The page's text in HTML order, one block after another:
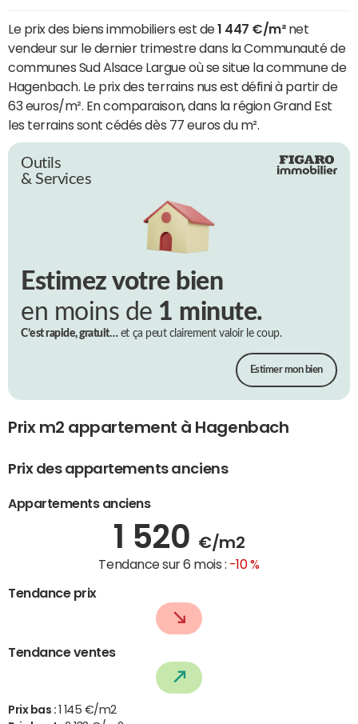
Le prix des biens immobiliers est de1 447 €/m²net
vendeur sur le dernier trimestre dans la Communauté de
communes Sud Alsace Largue où se situe la commune de
Hagenbach. Le prix des terrains nus est défini à partir de
63 euros/m². En comparaison, dans la région Grand Est
les terrains sont cédés dès 77 euros du m².
Outils
& Services
Estimez votre bien
en moins de 1 minute.
C’est rapide, gratuit…et ça peut clairement valoir le coup.
Estimer mon bien
Prix m2 appartement à Hagenbach
Prix des appartements anciens
Appartements anciens
1 520 €/m2
Tendance sur 6 mois : -10 %
Tendance prix
Tendance ventes
Prix bas : 1 145 €/m2